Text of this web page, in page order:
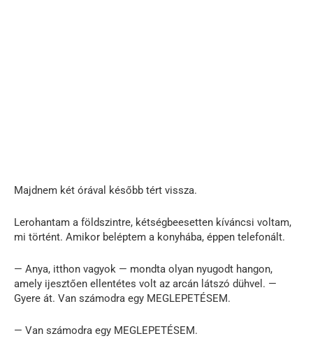
Majdnem két órával később tért vissza.
Lerohantam a földszintre, kétségbeesetten kíváncsi voltam,
mi történt. Amikor beléptem a konyhába, éppen telefonált.
— Anya, itthon vagyok — mondta olyan nyugodt hangon,
amely ijesztően ellentétes volt az arcán látszó dühvel. —
Gyere át. Van számodra egy MEGLEPETÉSEM.
— Van számodra egy MEGLEPETÉSEM.